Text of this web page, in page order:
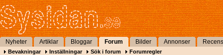
Nyheter Artiklar Bloggar Forum Bilder Annonser
Bevakningar Inställningar Sök i forum Forumregler